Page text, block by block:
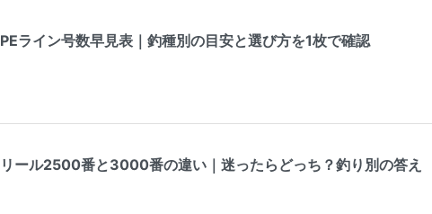
PEライン号数早見表｜釣種別の目安と選び方を1枚で確認
リール2500番と3000番の違い｜迷ったらどっち？釣り別の答え